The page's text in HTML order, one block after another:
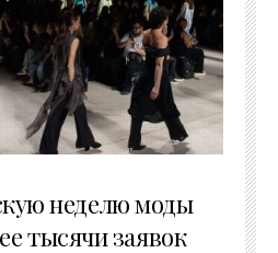
неделю моды
тысячи заявок